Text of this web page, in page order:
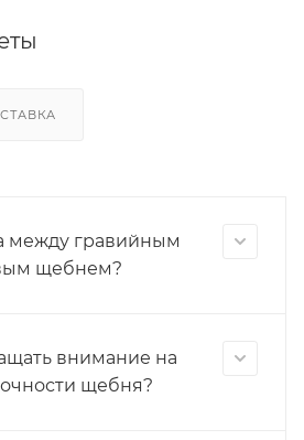
между гравийным
щебнем?
внимание на
щебня?